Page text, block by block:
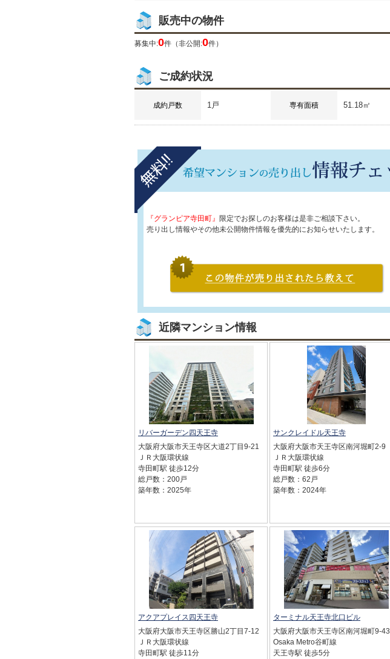
販売中の物件
募集中:0件（非公開:0件）
ご成約状況
成約戸数 1戸 専有面積 51.18㎡
『グランピア寺田町』 限定でお探しのお客様は是非ご相談下さい。
売り出し情報やその他未公開物件情報を優先的にお知らせいたします。
近隣マンション情報
リバーガーデン四天王寺
大阪府大阪市天王寺区大道2丁目9-21
ＪＲ大阪環状線
寺田町駅 徒歩12分
総戸数：200戸
築年数：2025年
サンクレイドル天王寺
大阪府大阪市天王寺区南河堀町2-9
ＪＲ大阪環状線
寺田町駅 徒歩6分
総戸数：62戸
築年数：2024年
アクアプレイス四天王寺
大阪府大阪市天王寺区勝山2丁目7-12
ＪＲ大阪環状線
寺田町駅 徒歩11分
ターミナル天王寺北口ビル
大阪府大阪市天王寺区南河堀町9-43
Osaka Metro谷町線
天王寺駅 徒歩5分